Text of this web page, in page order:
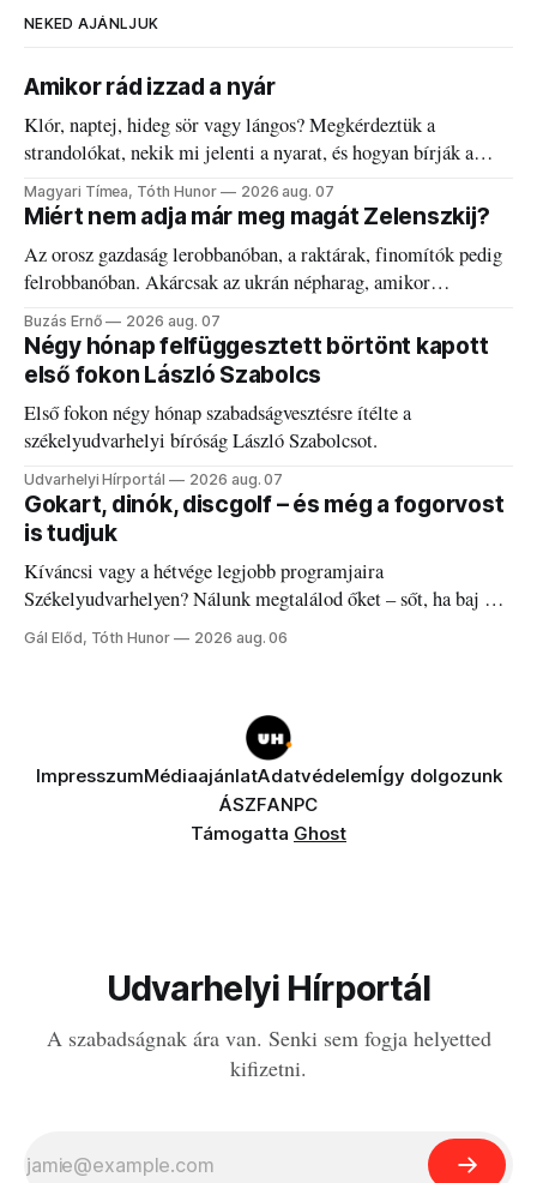
NEKED AJÁNLJUK
Amikor rád izzad a nyár
Klór, naptej, hideg sör vagy lángos? Megkérdeztük a
strandolókat, nekik mi jelenti a nyarat, és hogyan bírják a
kánikulát.
Magyari Tímea, Tóth Hunor 2026 aug. 07
Miért nem adja már meg magát Zelenszkij?
Az orosz gazdaság lerobbanóban, a raktárak, finomítók pedig
felrobbanóban. Akárcsak az ukrán népharag, amikor
elégedetlen vezetőivel.
Buzás Ernő 2026 aug. 07
Négy hónap felfüggesztett börtönt kapott
első fokon László Szabolcs
Első fokon négy hónap szabadságvesztésre ítélte a
székelyudvarhelyi bíróság László Szabolcsot.
Udvarhelyi Hírportál 2026 aug. 07
Gokart, dinók, discgolf – és még a fogorvost
is tudjuk
Kíváncsi vagy a hétvége legjobb programjaira
Székelyudvarhelyen? Nálunk megtalálod őket – sőt, ha baj van
a fogaddal, a fogorvosi ügyeletet is!
Gál Előd, Tóth Hunor 2026 aug. 06
ImpresszumMédiaajánlatAdatvédelemÍgy dolgozunk
ÁSZFANPC
Támogatta Ghost
Udvarhelyi Hírportál
A szabadságnak ára van. Senki sem fogja helyetted
kifizetni.